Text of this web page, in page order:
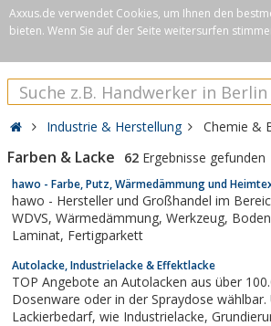
Axxus.de verwendet Cookies, um Ihnen den
bieten. Wenn Sie auf der Seite weitersurfen
Industrie & Herstellung Chemie &
Farben & Lacke 62 Ergebnisse gefunden
hawo - Farbe, Putz, Wärmedämmung und
hawo - Hersteller und Großhandel im Bereich Farbe,
WDVS, Wärmedämmung, Werkzeug, Bodenbelag, Teppich, Vinyl,
Laminat, Fertigparkett
Autolacke, Industrielacke & Effektlacke
TOP Angebote an Autolacken aus über
Dosenware oder in der Spraydose wählbar.
Lackierbedarf, wie Industrielacke, Grundierung, Klarlacke,